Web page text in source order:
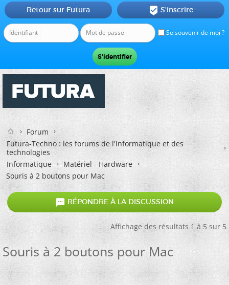
Se souvenir de moi ?
Retour sur Futura  S'inscrire
Forum
Futura-Techno : les forums de l'informatique et des
technologies
Informatique
Matériel - Hardware
Souris à 2 boutons pour Mac
 RÉPONDRE À LA DISCUSSION
Affichage des résultats 1 à 5 sur 5
Souris à 2 boutons pour Mac